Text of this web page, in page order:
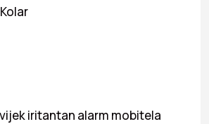
iritantan alarm mobitela